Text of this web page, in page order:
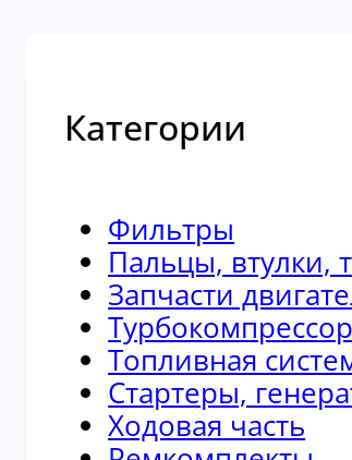
Категории
Фильтры
Пальцы, втулки,
Запчасти
Топливная
Стартеры,
Ходовая часть